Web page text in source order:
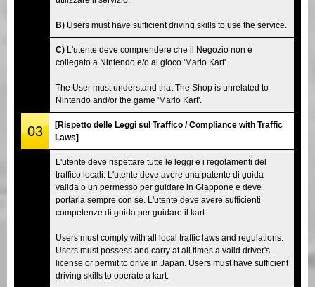
B) Users must have sufficient driving skills to use the service.
C) L'utente deve comprendere che il Negozio non è
collegato a Nintendo e/o al gioco 'Mario Kart'.
The User must understand that The Shop is unrelated to
Nintendo and/or the game 'Mario Kart'.
03
[Rispetto delle Leggi sul Traffico / Compliance with Traffic
Laws]
L'utente deve rispettare tutte le leggi e i regolamenti del
traffico locali. L'utente deve avere una patente di guida
valida o un permesso per guidare in Giappone e deve
portarla sempre con sé. L'utente deve avere sufficienti
competenze di guida per guidare il kart.
Users must comply with all local traffic laws and regulations.
Users must possess and carry at all times a valid driver's
license or permit to drive in Japan. Users must have sufficient
driving skills to operate a kart.